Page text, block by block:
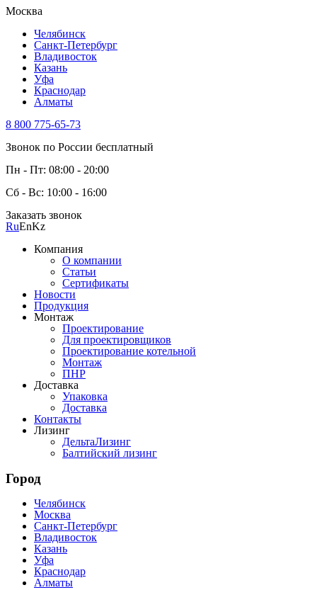
Москва
Челябинск
Санкт-Петербург
Владивосток
Казань
Уфа
Краснодар
Алматы
8 800 775-65-73
Звонок по России бесплатный
Пн - Пт: 08:00 - 20:00
Сб - Вс: 10:00 - 16:00
Заказать звонок
RuEnKz
Компания
О компании
Статьи
Сертификаты
Новости
Продукция
Монтаж
Проектирование
Для проектировщиков
Проектирование котельной
Монтаж
ПНР
Доставка
Упаковка
Доставка
Контакты
Лизинг
ДельтаЛизинг
Балтийский лизинг
Город
Челябинск
Москва
Санкт-Петербург
Владивосток
Казань
Уфа
Краснодар
Алматы